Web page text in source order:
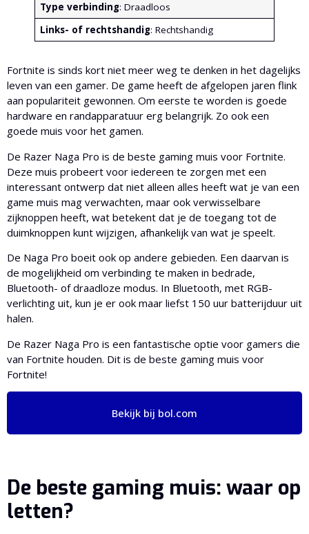
Type verbinding: Draadloos
Links- of rechtshandig: Rechtshandig
Fortnite is sinds kort niet meer weg te denken in het dagelijks
leven van een gamer. De game heeft de afgelopen jaren flink
aan populariteit gewonnen. Om eerste te worden is goede
hardware en randapparatuur erg belangrijk. Zo ook een
goede muis voor het gamen.
De Razer Naga Pro is de beste gaming muis voor Fortnite.
Deze muis probeert voor iedereen te zorgen met een
interessant ontwerp dat niet alleen alles heeft wat je van een
game muis mag verwachten, maar ook verwisselbare
zijknoppen heeft, wat betekent dat je de toegang tot de
duimknoppen kunt wijzigen, afhankelijk van wat je speelt.
De Naga Pro boeit ook op andere gebieden. Een daarvan is
de mogelijkheid om verbinding te maken in bedrade,
Bluetooth- of draadloze modus. In Bluetooth, met RGB-
verlichting uit, kun je er ook maar liefst 150 uur batterijduur uit
halen.
De Razer Naga Pro is een fantastische optie voor gamers die
van Fortnite houden. Dit is de beste gaming muis voor
Fortnite!
Bekijk bij bol.com
De beste gaming muis: waar op
letten?